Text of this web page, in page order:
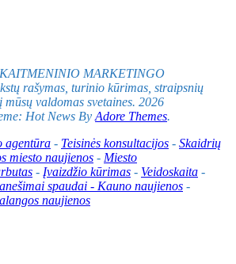
MARKETINGO
rašymas, turinio kūrimas, straipsnių
valdomas svetaines. 2026
Hot News By Adore Themes.
agentūra - Teisinės konsultacijos - Skaidrių
miesto naujienos - Miesto
- Įvaizdžio kūrimas - Veidoskaita -
spaudai - Kauno naujienos -
naujienos